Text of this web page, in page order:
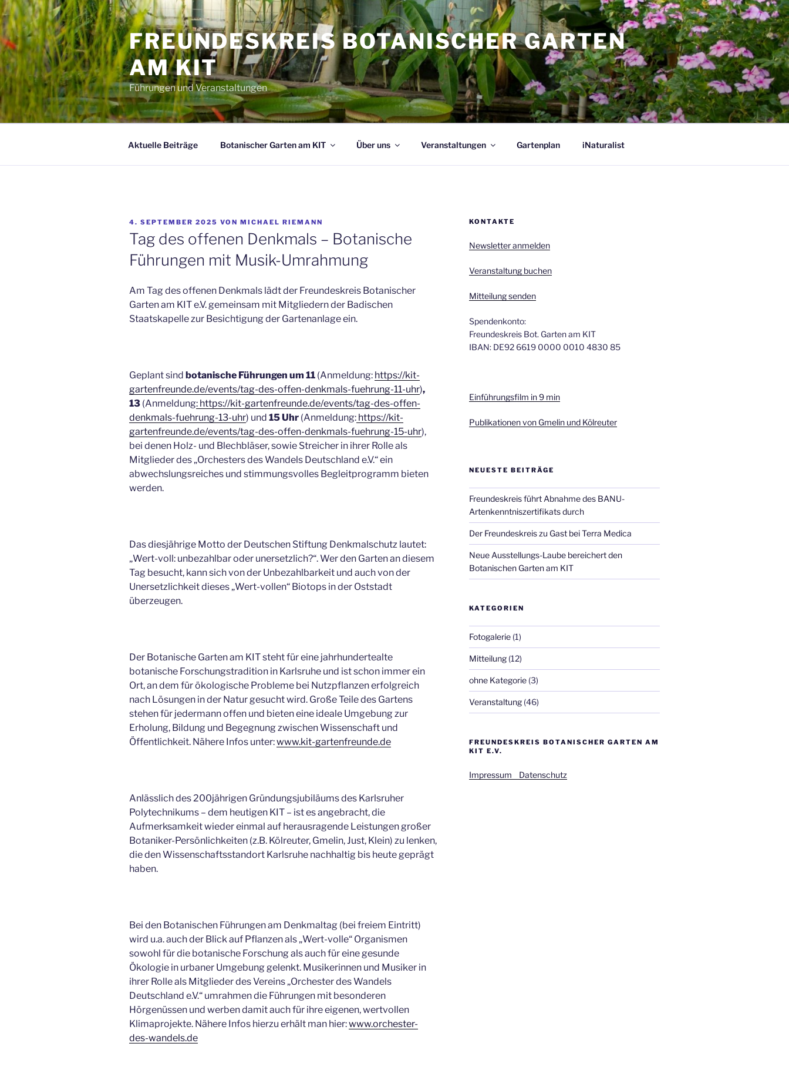
Zum
Inhalt
springen
FREUNDESKREIS BOTANISCHER GARTEN
AM KIT
Führungen und Veranstaltungen
Aktuelle Beiträge Botanischer Garten am KIT Über uns Veranstaltungen Gartenplan iNaturalist
VERÖFFENTLICHT
AM
4. SEPTEMBER 2025 VON MICHAEL RIEMANN
Tag des offenen Denkmals – Botanische
Führungen mit Musik-Umrahmung
Am Tag des offenen Denkmals lädt der Freundeskreis Botanischer
Garten am KIT e.V. gemeinsam mit Mitgliedern der Badischen
Staatskapelle zur Besichtigung der Gartenanlage ein.
Geplant sind botanische Führungen um 11 (Anmeldung: https://kit-
gartenfreunde.de/events/tag-des-offen-denkmals-fuehrung-11-uhr),
13 (Anmeldung: https://kit-gartenfreunde.de/events/tag-des-offen-
denkmals-fuehrung-13-uhr) und 15 Uhr (Anmeldung: https://kit-
gartenfreunde.de/events/tag-des-offen-denkmals-fuehrung-15-uhr),
bei denen Holz- und Blechbläser, sowie Streicher in ihrer Rolle als
Mitglieder des „Orchesters des Wandels Deutschland e.V.“ ein
abwechslungsreiches und stimmungsvolles Begleitprogramm bieten
werden.
Das diesjährige Motto der Deutschen Stiftung Denkmalschutz lautet:
„Wert-voll: unbezahlbar oder unersetzlich?“. Wer den Garten an diesem
Tag besucht, kann sich von der Unbezahlbarkeit und auch von der
Unersetzlichkeit dieses „Wert-vollen“ Biotops in der Oststadt
überzeugen.
Der Botanische Garten am KIT steht für eine jahrhundertealte
botanische Forschungstradition in Karlsruhe und ist schon immer ein
Ort, an dem für ökologische Probleme bei Nutzpflanzen erfolgreich
nach Lösungen in der Natur gesucht wird. Große Teile des Gartens
stehen für jedermann offen und bieten eine ideale Umgebung zur
Erholung, Bildung und Begegnung zwischen Wissenschaft und
Öffentlichkeit. Nähere Infos unter:www.kit-gartenfreunde.de
Anlässlich des 200jährigen Gründungsjubiläums des Karlsruher
Polytechnikums – dem heutigen KIT – ist es angebracht, die
Aufmerksamkeit wieder einmal auf herausragende Leistungen großer
Botaniker-Persönlichkeiten (z.B. Kölreuter, Gmelin, Just, Klein) zu lenken,
die den Wissenschaftsstandort Karlsruhe nachhaltig bis heute geprägt
haben.
Bei den Botanischen Führungen am Denkmaltag (bei freiem Eintritt)
wird u.a. auch der Blick auf Pflanzen als „Wert-volle“ Organismen
sowohl für die botanische Forschung als auch für eine gesunde
Ökologie in urbaner Umgebung gelenkt. Musikerinnen und Musiker in
ihrer Rolle als Mitglieder des Vereins „Orchester des Wandels
Deutschland e.V.“ umrahmen die Führungen mit besonderen
Hörgenüssen und werben damit auch für ihre eigenen, wertvollen
Klimaprojekte. Nähere Infos hierzu erhält man hier:www.orchester-
des-wandels.de
KONTAKTE
Newsletter anmelden
Veranstaltung buchen
Mitteilung senden
Spendenkonto:
Freundeskreis Bot. Garten am KIT
IBAN: DE92 6619 0000 0010 4830 85
Einführungsfilm in 9 min
Publikationen von Gmelin und Kölreuter
NEUESTE BEITRÄGE
Freundeskreis führt Abnahme des BANU-
Artenkenntniszertifikats durch
Der Freundeskreis zu Gast bei Terra Medica
Neue Ausstellungs-Laube bereichert den
Botanischen Garten am KIT
KATEGORIEN
Fotogalerie(1)
Mitteilung(12)
ohne Kategorie(3)
Veranstaltung(46)
FREUNDESKREIS BOTANISCHER GARTEN AM
KIT E.V.
Impressum Datenschutz